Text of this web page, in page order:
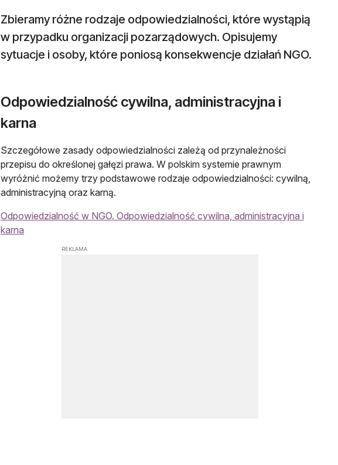
Zbieramy różne rodzaje odpowiedzialności, które wystąpią
w przypadku organizacji pozarządowych. Opisujemy
sytuacje i osoby, które poniosą konsekwencje działań NGO.
Odpowiedzialność cywilna, administracyjna i
karna
Szczegółowe zasady odpowiedzialności zależą od przynależności
przepisu do określonej gałęzi prawa. W polskim systemie prawnym
wyróżnić możemy trzy podstawowe rodzaje odpowiedzialności: cywilną,
administracyjną oraz karną.
Odpowiedzialność w NGO. Odpowiedzialność cywilna, administracyjna i
karna
REKLAMA